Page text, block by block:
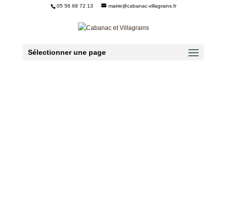
05 56 68 72 13 mairie@cabanac-villagrains.fr
Sélectionner une page